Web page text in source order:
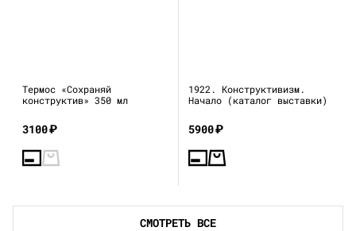
Термос «Сохраняй
конструктив» 350 мл
3100₽
1922. Конструктивизм.
Начало (каталог выставки)
5900₽
СМОТРЕТЬ ВСЕ